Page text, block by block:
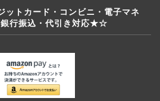
トカード・コンビニ・電子マネ
銀行振込・代引き対応★☆